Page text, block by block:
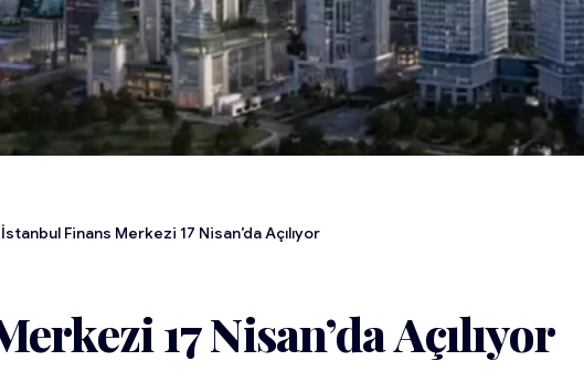
İstanbul Finans Merkezi 17 Nisan’da Açılıyor
17 Nisan’da Açılıyor